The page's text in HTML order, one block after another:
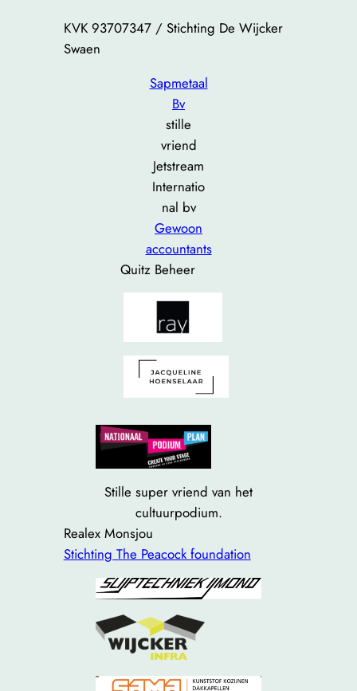
KVK 93707347 / Stichting De Wijcker
Swaen
Sapmetaal
Bv
stille
vriend
Jetstream
Internatio
nal bv
Gewoon
accountants
Quitz Beheer
Stille super vriend van het
cultuurpodium.
Realex Monsjou
Stichting The Peacock foundation